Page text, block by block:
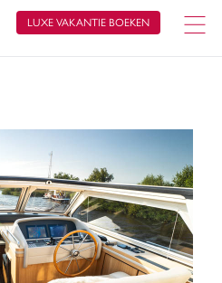
LUXE VAKANTIE BOEKEN